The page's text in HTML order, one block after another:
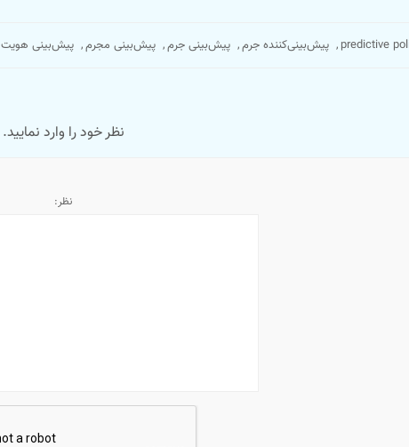
predictive
, پیش‌بینی‌کننده جرم, پیش‌بینی جرم, پیش‌بینی مجرم, پیش‌بینی هویت
نظر خود را وارد نمایید.
نظر: